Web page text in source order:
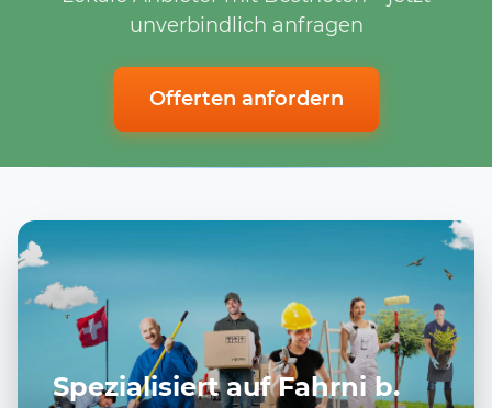
unverbindlich anfragen
Offerten anfordern
Spezialisiert auf Fahrni b.